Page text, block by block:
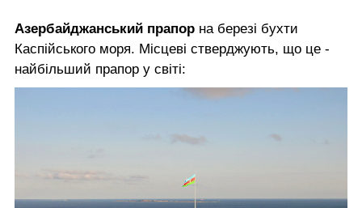
Азербайджанський прапор на березі бухти
Каспійського моря. Місцеві стверджують, що це -
найбільший прапор у світі: